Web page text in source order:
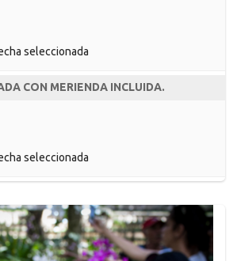
seleccionada
CON MERIENDA INCLUIDA.
seleccionada